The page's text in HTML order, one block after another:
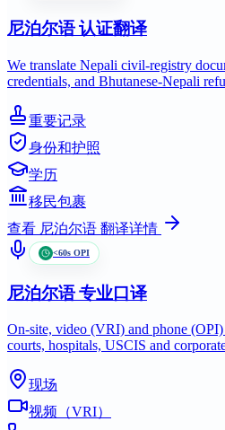
尼泊尔语认证翻译
We translate Nepali civil-registry
credentials, and Bhutanese-Nepali
重要记录
身份和护照
学历
移民包裹
查看 尼泊尔语 翻译详情
<60s OPI
尼泊尔语专业口译
On-site, video (VRI) and phone
courts, hospitals, USCIS and
现场
视频（VRI）